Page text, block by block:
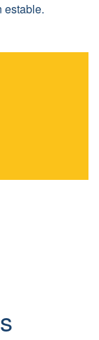
estable.